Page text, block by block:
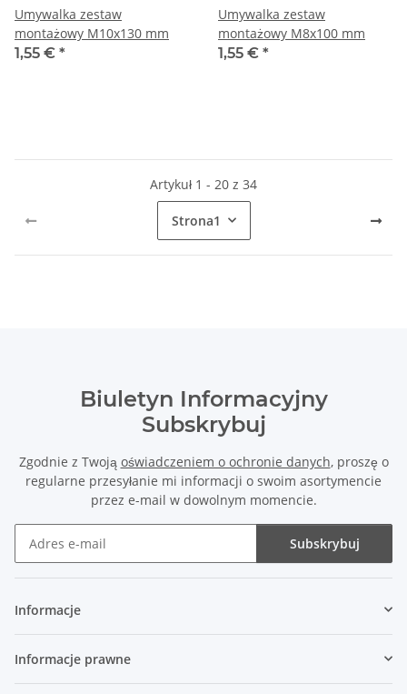
Umywalka zestaw
montażowy M10x130 mm
1,55 € *
Umywalka zestaw
montażowy M8x100 mm
1,55 € *
Artykuł 1 - 20 z 34
Strona1
Biuletyn Informacyjny
Subskrybuj
Zgodnie z Twoją oświadczeniem o ochronie danych, proszę o
regularne przesyłanie mi informacji o swoim asortymencie
przez e-mail w dowolnym momencie.
Subskrybuj
Informacje
Informacje prawne